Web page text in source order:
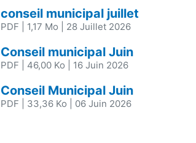
conseil municipal juillet
PDF | 1,17 Mo | 28 Juillet 2026
Conseil municipal Juin
PDF | 46,00 Ko | 16 Juin 2026
Conseil Municipal Juin
PDF | 33,36 Ko | 06 Juin 2026